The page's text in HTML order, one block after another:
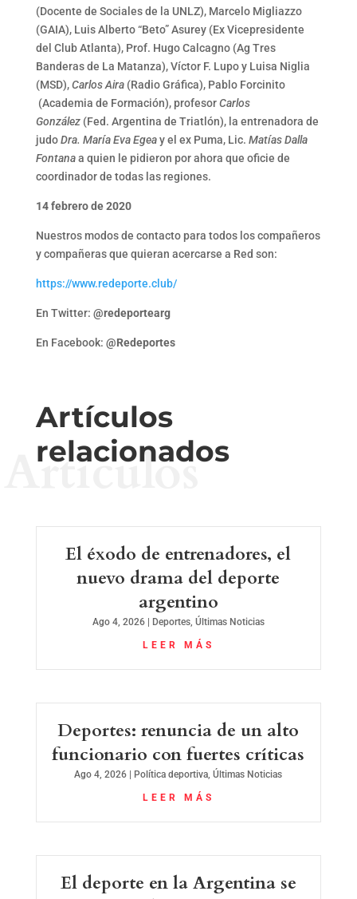
(Docente de Sociales de la UNLZ), Marcelo Migliazzo
(GAIA), Luis Alberto “Beto” Asurey (Ex Vicepresidente
del Club Atlanta), Prof. Hugo Calcagno (Ag Tres
Banderas de La Matanza), Víctor F. Lupo y Luisa Niglia
(MSD),Carlos Aira(Radio Gráfica), Pablo Forcinito
(Academia de Formación), profesorCarlos
González(Fed. Argentina de Triatlón), la entrenadora de
judoDra. María Eva Egeay el ex Puma, Lic. Matías Dalla
Fontanaa quien le pidieron por ahora que oficie de
coordinador de todas las regiones.
14 febrero de 2020
Nuestros modos de contacto para todos los compañeros
y compañeras que quieran acercarse a Red son:
https://www.redeporte.club/
En Twitter: @redeportearg
En Facebook: @Redeportes
Artículos
relacionados
Artículos
El éxodo de entrenadores, el
nuevo drama del deporte
argentino
Ago 4, 2026| Deportes, Últimas Noticias
LEER MÁS
Deportes: renuncia de un alto
funcionario con fuertes críticas
Ago 4, 2026 Política deportiva,Últimas Noticias
LEER MÁS
El deporte en la Argentina se